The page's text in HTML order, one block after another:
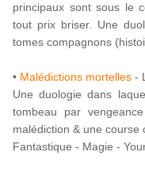
principaux sont sous le
tout prix briser. Une
tomes compagnons
• Malédictions mortelles -
Une duologie dans
tombeau par
malédiction & une course
Fantastique - Magie -